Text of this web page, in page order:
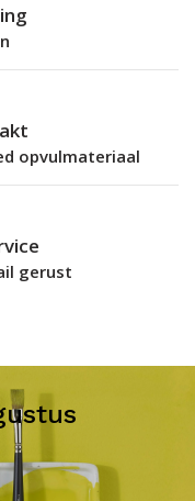
opvulmateriaal
gerust